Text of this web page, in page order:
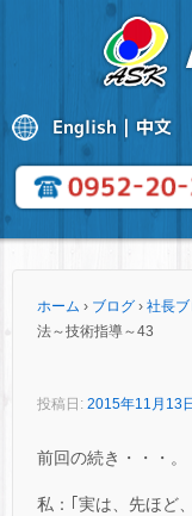
ホーム › ブログ › 社長ブ
法～技術指導～43
投稿日: 2015年11月13日
前回の続き・・・。
私：｢実は、先ほど